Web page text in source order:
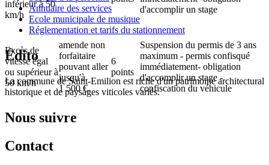
inférieur à 50
km/h
d'accomplir un stage
Excès de
vitesse égal
ou supérieur à
50 km/h
amende non
forfaitaire
pouvant aller
jusqu'à
1 500 €.
6
points
Suspension du permis de 3 ans
maximum - permis confisqué
immédiatement- obligation
d'accomplir un stage -
confiscation du véhicule
Annuaire des services
Ecole municipale de musique
Réglementation et tarifs du stationnement
Édito
La commune de Saint-Emilion est riche d'un patrimoine architectural
historique et de paysages viticoles variés.
Nous suivre
Contact